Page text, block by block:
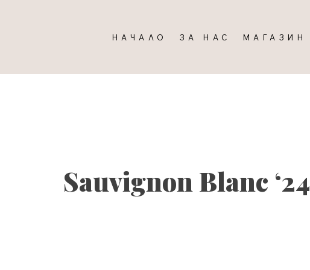
НАЧАЛО ЗА НАС МАГАЗИН
Sauvignon Blanc ‘24